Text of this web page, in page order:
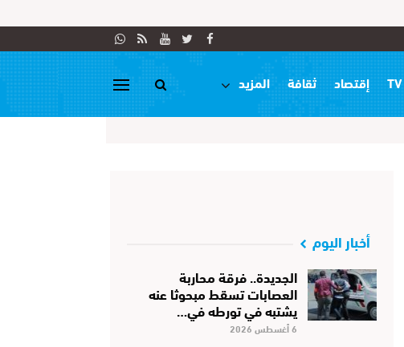
إقتصاد ثقافة المزيد
أخبار اليوم
الجديدة.. فرقة محاربة
العصابات تسقط مبحوثا عنه
يشتبه في تورطه في…
6 أغسطس 2026